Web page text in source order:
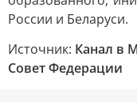
России и Беларуси.
Источник: Канал в
Совет Федерации